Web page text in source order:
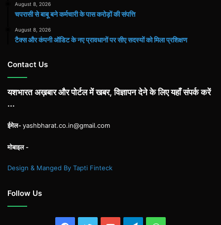
August 8, 2026
चपरासी से बाबू बने कर्मचारी के पास करोड़ों की संपत्ति
August 8, 2026
टैक्स और कंपनी ऑडिट के नए प्रावधानों पर सीए सदस्यों को मिला प्रशिक्षण
Contact Us
यशभारत अख़बार और पोर्टल में खबर, विज्ञापन देने के लिए यहाँ संपर्क करें
...
ईमेल-yashbharat.co.in@gmail.com
मोबाइल -
Design & Manged By Tapti Finteck
Follow Us